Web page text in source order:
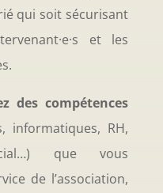
qui soit sécurisant
et les
des compétences
informatiques, RH,
que vous
de l’association,